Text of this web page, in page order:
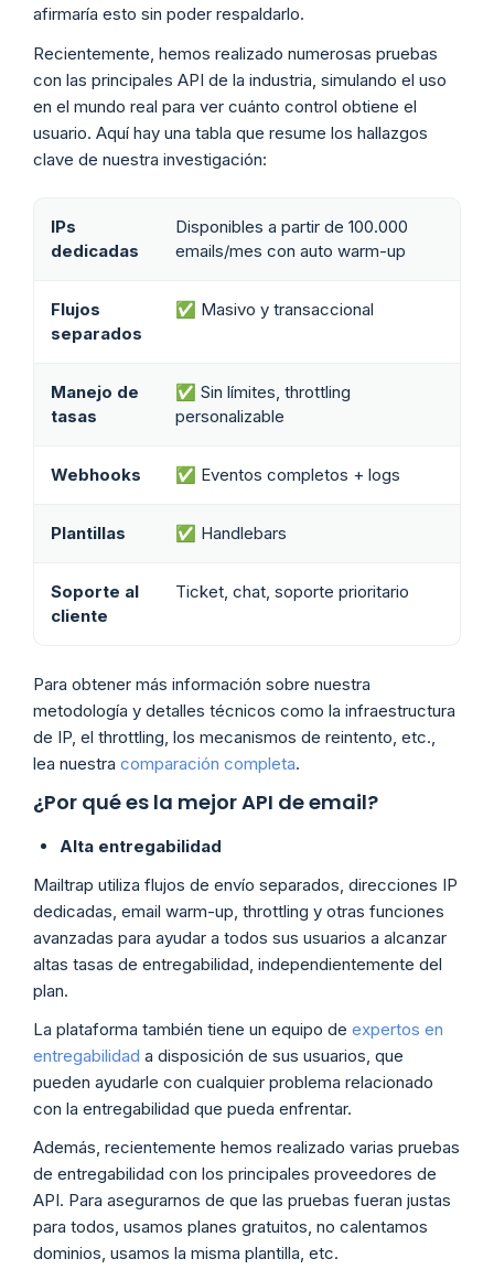
afirmaría esto sin poder respaldarlo.
Recientemente, hemos realizado numerosas pruebas
con las principales API de la industria, simulando el uso
en el mundo real para ver cuánto control obtiene el
usuario. Aquí hay una tabla que resume los hallazgos
clave de nuestra investigación:
IPs
dedicadas
Disponibles a partir de 100.000
emails/mes con auto warm-up
Flujos
separados
✅ Masivo y transaccional
Manejo de
tasas
✅ Sin límites, throttling
personalizable
Webhooks ✅ Eventos completos + logs
Plantillas ✅ Handlebars
Soporte al
cliente
Ticket, chat, soporte prioritario
Para obtener más información sobre nuestra
metodología y detalles técnicos como la infraestructura
de IP, el throttling, los mecanismos de reintento, etc.,
lea nuestra comparación completa.
¿Por qué es la mejor API de email?
Alta entregabilidad
Mailtrap utiliza flujos de envío separados, direcciones IP
dedicadas, email warm-up, throttling y otras funciones
avanzadas para ayudar a todos sus usuarios a alcanzar
altas tasas de entregabilidad, independientemente del
plan.
La plataforma también tiene un equipo de expertos en
entregabilidad a disposición de sus usuarios, que
pueden ayudarle con cualquier problema relacionado
con la entregabilidad que pueda enfrentar.
Además, recientemente hemos realizado varias pruebas
de entregabilidad con los principales proveedores de
API. Para asegurarnos de que las pruebas fueran justas
para todos, usamos planes gratuitos, no calentamos
dominios, usamos la misma plantilla, etc.